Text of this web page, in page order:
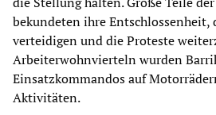
bekundeten ihre Entschlossenheit,
verteidigen und die Proteste
Arbeiterwohnvierteln wurden
Einsatzkommandos auf
Aktivitäten.